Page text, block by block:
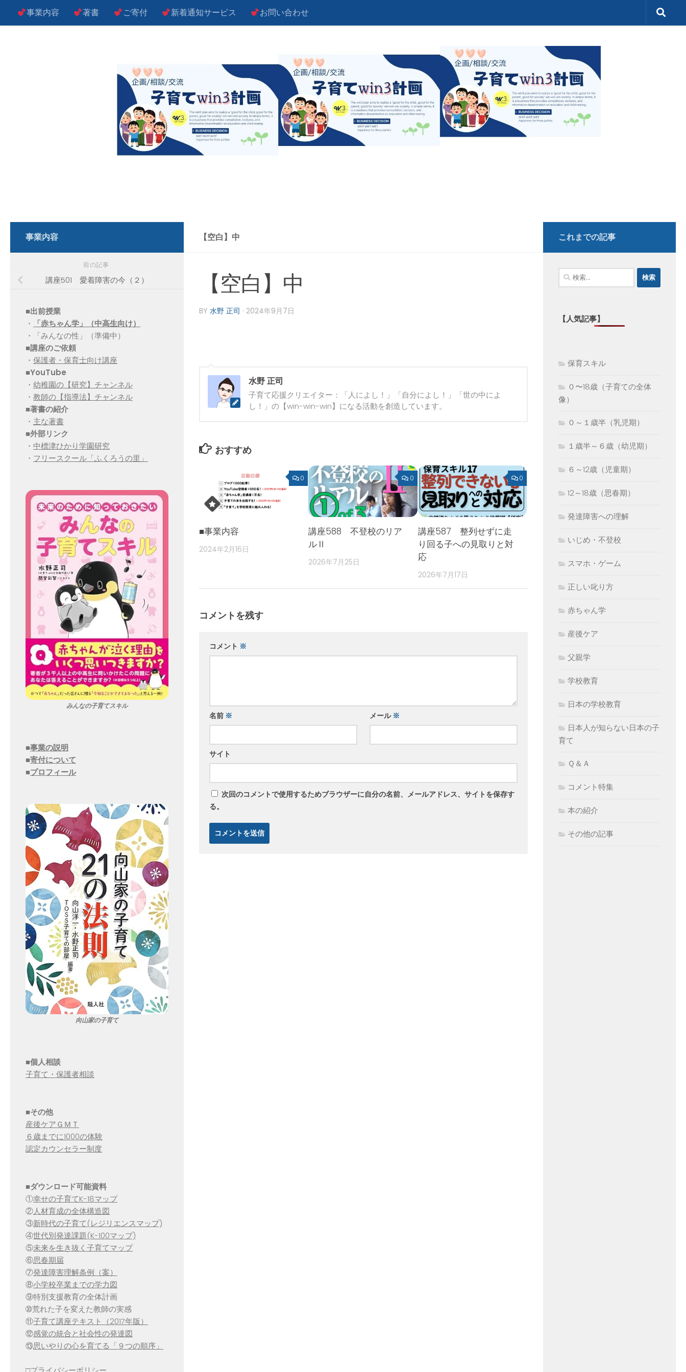
コンテンツへスキップ
事業内容 著書 ご寄付 新着通知サービス お問い合わせ
【空白】中
【空白】中
BY 水野 正司 · 2024年9月7日
水野 正司
子育て応援クリエイター：「人によし！」「自分によし！」「世の中によ
し！」の【win-win-win】になる活動を創造しています。
おすすめ
0
■事業内容
2024年2月16日
0
講座588 不登校のリア
ルⅡ
2026年7月25日
0
講座587 整列せずに走
り回る子への見取りと対
応
2026年7月17日
コメントを残す
コメント ※
名前 ※ メール ※
サイト
次回のコメントで使用するためブラウザーに自分の名前、メールアドレス、サイトを保存す
る。
事業内容
前の記事
講座501 愛着障害の今（２）
■出前授業
・
「赤ちゃん学」（中高生向け）
・「みんなの性」（準備中）
■講座のご依頼
・ 保護者・保育士向け講座
■YouTube
・ 幼稚園の【研究】チャンネル
・ 教師の【指導法】チャンネル
■著書の紹介
・ 主な著書
■外部リンク
・ 中標津ひかり学園研究
・ フリースクール「ふくろうの里」
みんなの子育てスキル
■事業の説明
■寄付について
■プロフィール
向山家の子育て
■個人相談
子育て・保護者相談
■その他
産後ケアＧＭＴ
６歳までに1000の体験
認定カウンセラー制度
■ダウンロード可能資料
①幸せの子育てK-18マップ
②人材育成の全体構造図
③新時代の子育て(レジリエンスマップ)
④世代別発達課題(K-100マップ)
⑤未来を生き抜く子育てマップ
⑥思春期届
⑦発達障害理解条例（案）
⑧小学校卒業までの学力図
⑨特別支援教育の全体計画
➉荒れた子を変えた教師の実感
⑪子育て講座テキスト（2017年版）
⑫感覚の統合と社会性の発達図
⑬思いやりの心を育てる「９つの順序」
これまでの記事
検
索:
【人気記事】
保育スキル
０〜18歳（子育ての全体
像）
０～１歳半（乳児期）
１歳半～６歳（幼児期）
６～12歳（児童期）
12～18歳（思春期）
発達障害への理解
いじめ・不登校
スマホ・ゲーム
正しい叱り方
赤ちゃん学
産後ケア
父親学
学校教育
日本の学校教育
日本人が知らない日本の子
育て
Ｑ＆Ａ
コメント特集
本の紹介
その他の記事